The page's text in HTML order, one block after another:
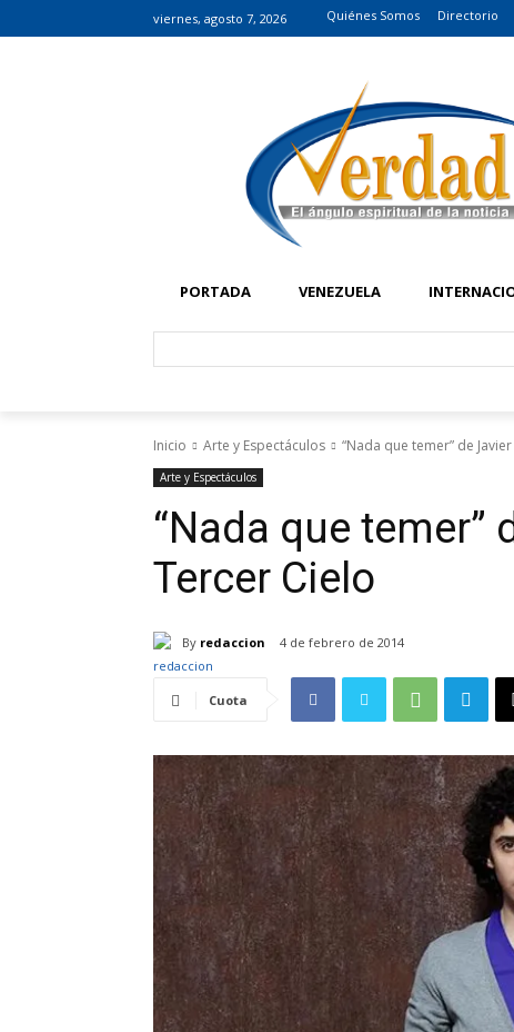
viernes, agosto 7, 2026 Quiénes Somos Directorio
PORTADA VENEZUELA
Inicio Arte y Espectáculos “Nada que temer” de
Arte y Espectáculos
“Nada que temer”
Tercer Cielo
By redaccion 4 de febrero de 2014
Cuota